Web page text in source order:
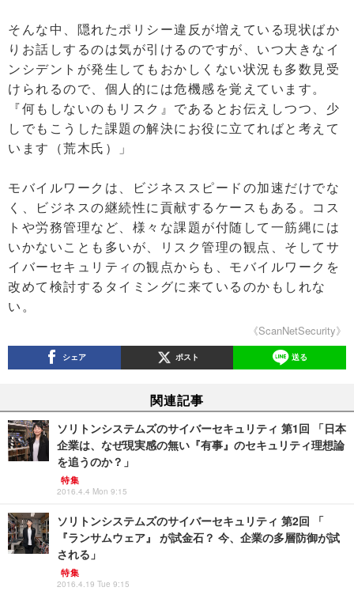
そんな中、隠れたポリシー違反が増えている現状ばか
りお話しするのは気が引けるのですが、いつ大きなイ
ンシデントが発生してもおかしくない状況も多数見受
けられるので、個人的には危機感を覚えています。
『何もしないのもリスク』であるとお伝えしつつ、少
しでもこうした課題の解決にお役に立てればと考えて
います（荒木氏）」
モバイルワークは、ビジネススピードの加速だけでな
く、ビジネスの継続性に貢献するケースもある。コス
トや労務管理など、様々な課題が付随して一筋縄には
いかないことも多いが、リスク管理の観点、そしてサ
イバーセキュリティの観点からも、モバイルワークを
改めて検討するタイミングに来ているのかもしれな
い。
《ScanNetSecurity》
シェア ポスト 送る
関連記事
ソリトンシステムズのサイバーセキュリティ 第1回 「日本
企業は、なぜ現実感の無い『有事』のセキュリティ理想論
を追うのか？」
特集
2016.4.4 Mon 9:15
ソリトンシステムズのサイバーセキュリティ 第2回 「
『ランサムウェア』 が試金石？ 今、企業の多層防御が試
される」
特集
2016.4.19 Tue 9:15